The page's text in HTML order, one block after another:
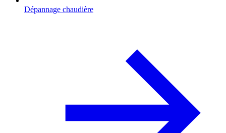
Dépannage chaudière